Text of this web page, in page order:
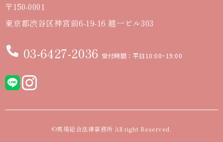
〒150-0001
東京都渋谷区神宮前6-19-16 越一ビル303
03-6427-2036 受付時間：平日10:00~19:00
©馬場総合法律事務所 All right Reserved.